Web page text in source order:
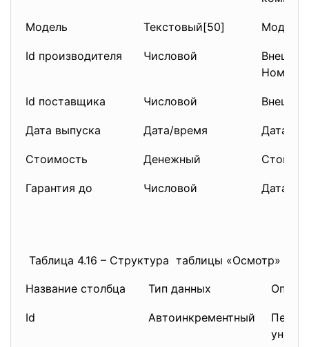
Модель Текстовый[50] Модель
Id производителя Числовой
Номер
Id поставщика Числовой
Дата выпуска Дата/время Дата
Стоимость Денежный
Гарантия до Числовой Дата
Таблица 4.16 – Структура таблицы «Осмотр»
Название столбца Тип данных
Id Автоинкрементный